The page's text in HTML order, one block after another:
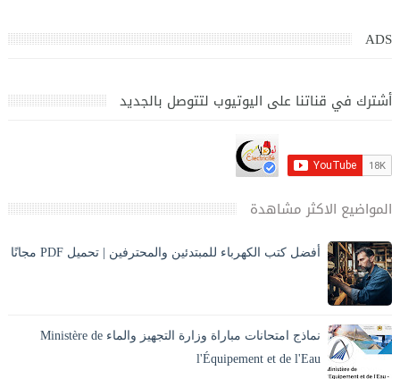
ADS
أشترك في قناتنا على اليوتيوب لتتوصل بالجديد
المواضيع الاكثر مشاهدة
أفضل كتب الكهرباء للمبتدئين والمحترفين | تحميل PDF مجانًا
نماذج امتحانات مباراة وزارة التجهيز والماء Ministère de
l'Équipement et de l'Eau